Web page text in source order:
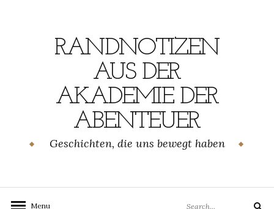
RANDNOTIZEN
AUS DER
AKADEMIE DER
ABENTEUER
Geschichten, die uns bewegt haben
Menu